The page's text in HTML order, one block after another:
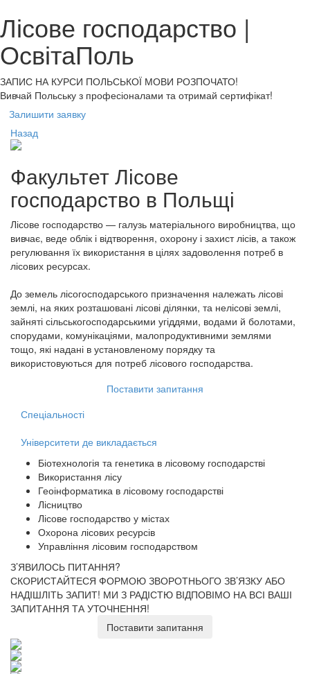
Лісове господарство |
ОсвітаПоль
ЗАПИС НА КУРСИ ПОЛЬСЬКОЇ МОВИ РОЗПОЧАТО!
Вивчай Польську з професіоналами та отримай сертифікат!
Залишити заявку
Назад
ФакультетЛісове
господарство в Польщі
Лісове господарство — галузь матеріального виробництва, що
вивчає, веде облік і відтворення, охорону і захист лісів, а також
регулювання їх використання в цілях задоволення потреб в
лісових ресурсах.
До земель лісогосподарського призначення належать лісові
землі, на яких розташовані лісові ділянки, та нелісові землі,
зайняті сільськогосподарськими угіддями, водами й болотами,
спорудами, комунікаціями, малопродуктивними землями
тощо, які надані в установленому порядку та
використовуються для потреб лісового господарства.
Поставити запитання
Спеціальності
Університети де викладається
Біотехнологія та генетика в лісовому господарстві
Використання лісу
Геоінформатика в лісовому господарстві
Лісництво
Лісове господарство у містах
Охорона лісових ресурсів
Управління лісовим господарством
З’ЯВИЛОСЬ ПИТАННЯ?
СКОРИСТАЙТЕСЯ ФОРМОЮ ЗВОРОТНЬОГО ЗВ’ЯЗКУ АБО
НАДІШЛІТЬ ЗАПИТ! МИ З РАДІСТЮ ВІДПОВІМО НА ВСІ ВАШІ
ЗАПИТАННЯ ТА УТОЧНЕННЯ!
Поставити запитання